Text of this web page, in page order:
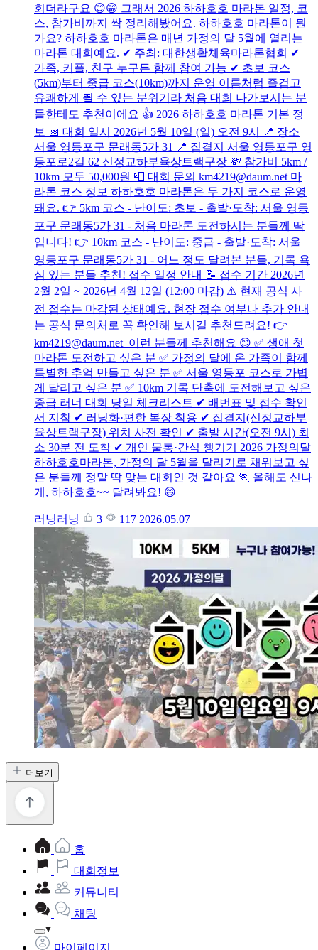
회더라구요 😊😁 그래서 2026 하하호호 마라톤 일정, 코
스, 참가비까지 싹 정리해봤어요. 하하호호 마라톤이 뭔
가요? 하하호호 마라톤은 매년 가정의 달 5월에 열리는
마라톤 대회예요. ✔ 주최: 대한생활체육마라톤협회 ✔
가족, 커플, 친구 누구든 함께 참여 가능 ✔ 초보 코스
(5km)부터 중급 코스(10km)까지 운영 이름처럼 즐겁고
유쾌하게 뛸 수 있는 분위기라 처음 대회 나가보시는 분
들한테도 추천이에요 👍 2026 하하호호 마라톤 기본 정
보 📅 대회 일시 2026년 5월 10일 (일) 오전 9시 📍 장소
서울 영등포구 문래동5가 31 📍 집결지 서울 영등포구 영
등포로2길 62 신정교하부육상트랙구장 💸 참가비 5km /
10km 모두 50,000원 📮 대회 문의 km4219@daum.net 마
라톤 코스 정보 하하호호 마라톤은 두 가지 코스로 운영
돼요. 👉 5km 코스 - 난이도: 초보 - 출발·도착: 서울 영등
포구 문래동5가 31 - 처음 마라톤 도전하시는 분들께 딱
입니다! 👉 10km 코스 - 난이도: 중급 - 출발·도착: 서울
영등포구 문래동5가 31 - 어느 정도 달려본 분들, 기록 욕
심 있는 분들 추천! 접수 일정 안내 📝 접수 기간 2026년
2월 2일 ~ 2026년 4월 12일 (12:00 마감) ⚠️ 현재 공식 사
전 접수는 마감된 상태예요. 현장 접수 여부나 추가 안내
는 공식 문의처로 꼭 확인해 보시길 추천드려요! 👉
km4219@daum.net 이런 분들께 추천해요 😊 ✅ 생애 첫
마라톤 도전하고 싶은 분 ✅ 가정의 달에 온 가족이 함께
특별한 추억 만들고 싶은 분 ✅ 서울 영등포 코스로 가볍
게 달리고 싶은 분 ✅ 10km 기록 단축에 도전해보고 싶은
중급 러너 대회 당일 체크리스트 ✔ 배번표 및 접수 확인
서 지참 ✔ 러닝화·편한 복장 착용 ✔ 집결지(신정교하부
육상트랙구장) 위치 사전 확인 ✔ 출발 시간(오전 9시) 최
소 30분 전 도착 ✔ 개인 물통·간식 챙기기 2026 가정의달
하하호호마라톤, 가정의 달 5월을 달리기로 채워보고 싶
은 분들께 정말 딱 맞는 대회인 것 같아요 🏃 올해도 신나
게, 하하호호~~ 달려봐요! 😄
러닝러닝 3 117 2026.05.07
더보기
홈
대회정보
커뮤니티
채팅
마이페이지